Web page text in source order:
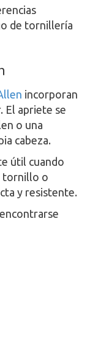
de tornillería
incorporan
El apriete se
o una
cabeza.
útil cuando
tornillo o
y resistente.